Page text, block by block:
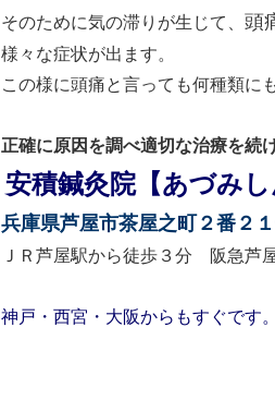
そのために気の滞りが生じて、 頭
様々な症状が出ます。
この様に頭痛と言っても何種類に
正確に原因を調べ適切な治療を続
安積鍼灸院【あづみ
兵庫県芦屋市茶屋之町２番２
ＪＲ芦屋駅から徒歩３分 阪急芦
神戸・西宮・大阪からもすぐです。